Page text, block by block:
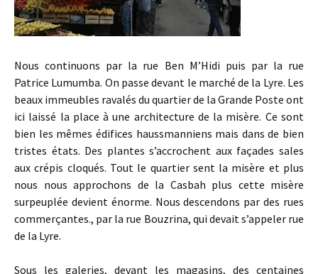
Nous continuons par la rue Ben M’Hidi puis par la rue
Patrice Lumumba. On passe devant le marché de la Lyre. Les
beaux immeubles ravalés du quartier de la Grande Poste ont
ici laissé la place à une architecture de la misère. Ce sont
bien les mêmes édifices haussmanniens mais dans de bien
tristes états. Des plantes s’accrochent aux façades sales
aux crépis cloqués. Tout le quartier sent la misère et plus
nous nous approchons de la Casbah plus cette misère
surpeuplée devient énorme. Nous descendons par des rues
commerçantes., par la rue Bouzrina, qui devait s’appeler rue
de la Lyre.
Sous les galeries, devant les magasins, des centaines